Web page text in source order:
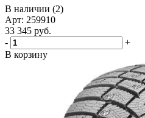
В наличии (2)
Арт: 259910
33 345 руб.
-
+
В корзину